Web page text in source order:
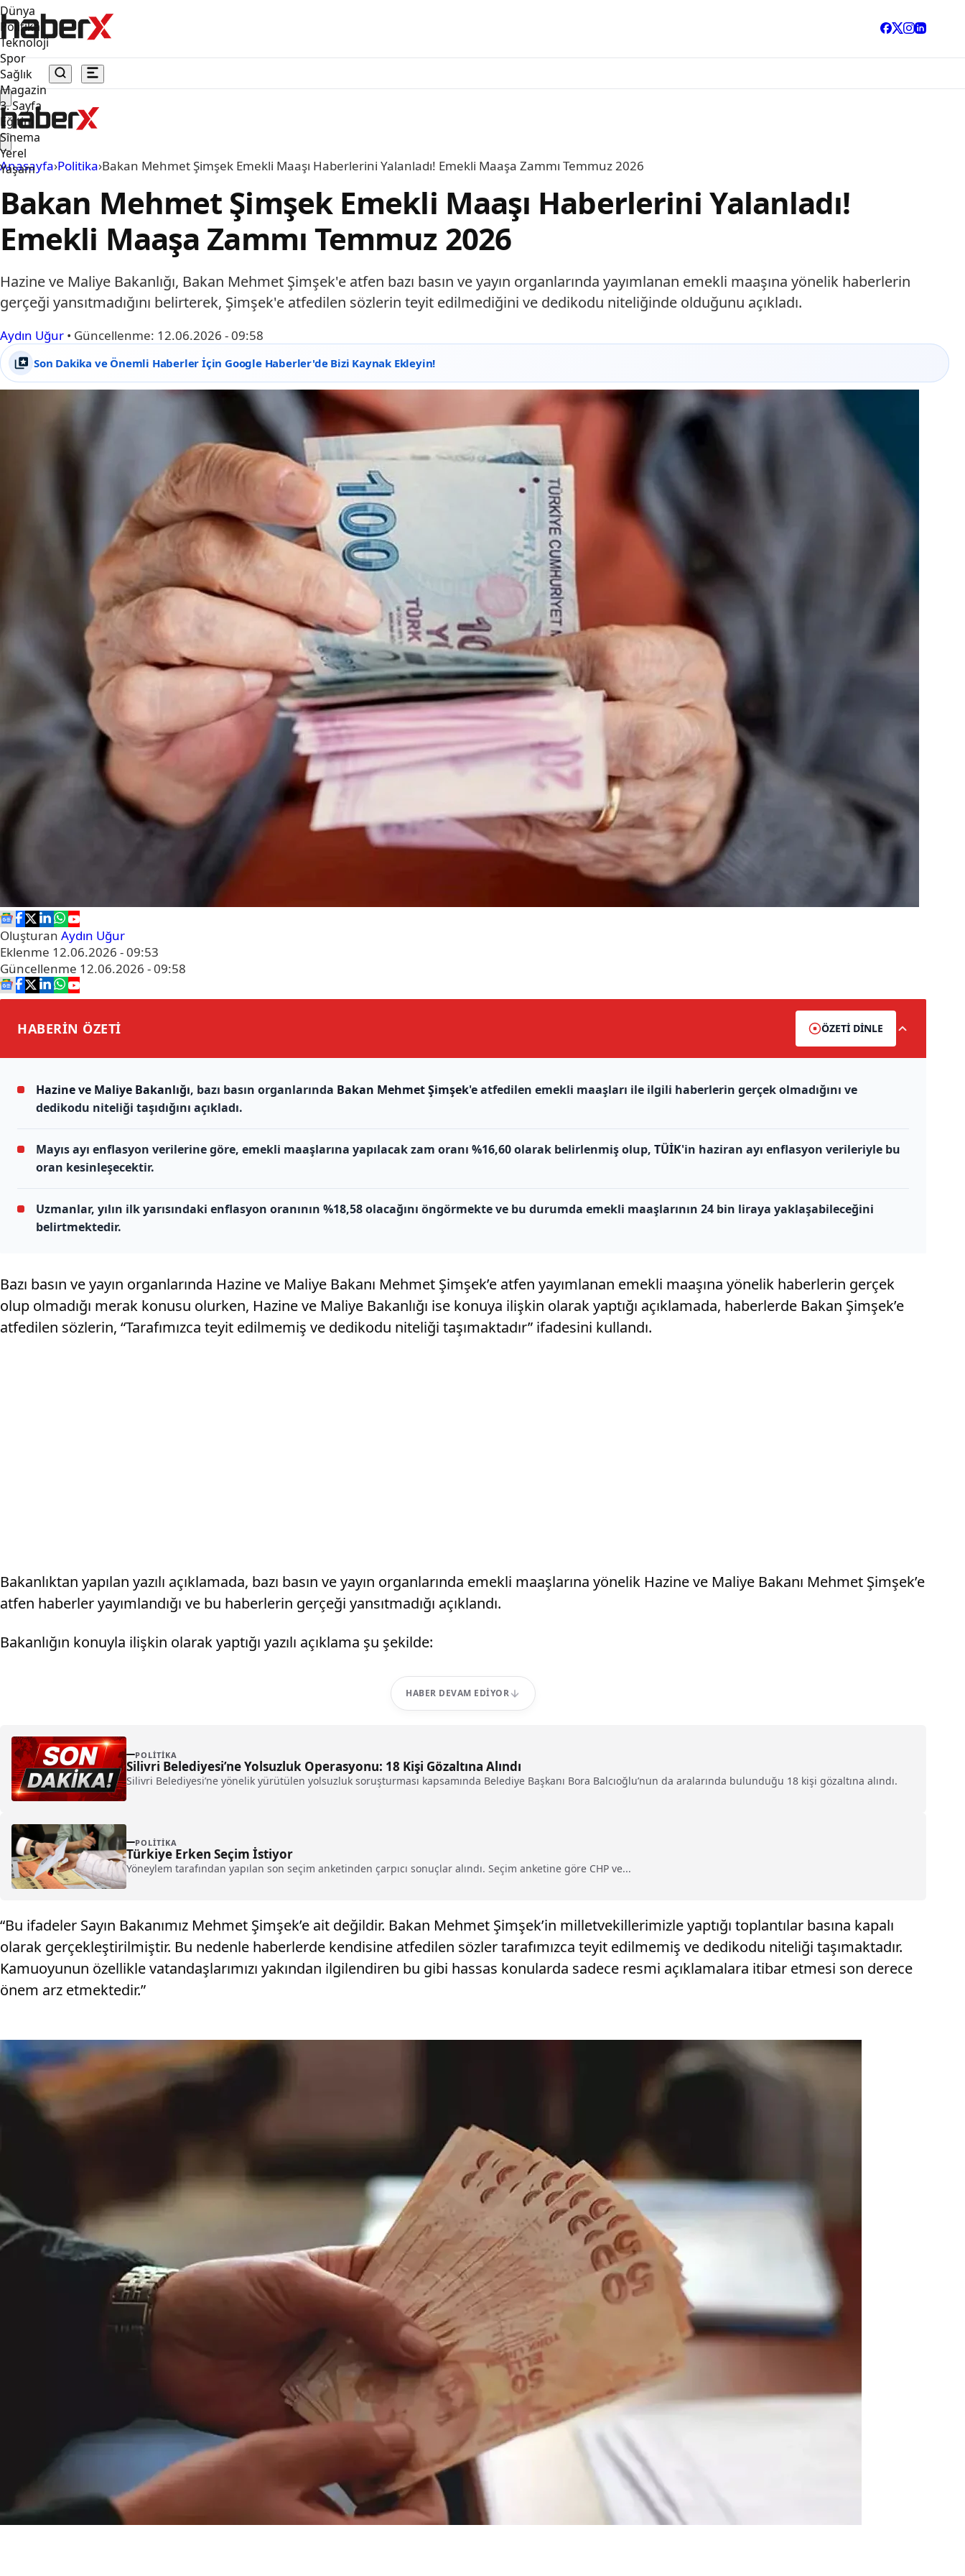
Dünya
Politika
Teknoloji
Spor
Sağlık
Magazin
3. Sayfa
Eğitim
Sinema
Yerel
Yaşam
Anasayfa›Politika›Bakan Mehmet Şimşek Emekli Maaşı Haberlerini Yalanladı! Emekli Maaşa Zammı Temmuz 2026
Bakan Mehmet Şimşek Emekli Maaşı Haberlerini Yalanladı!
Emekli Maaşa Zammı Temmuz 2026
Hazine ve Maliye Bakanlığı, Bakan Mehmet Şimşek'e atfen bazı basın ve yayın organlarında yayımlanan emekli maaşına yönelik haberlerin
gerçeği yansıtmadığını belirterek, Şimşek'e atfedilen sözlerin teyit edilmediğini ve dedikodu niteliğinde olduğunu açıkladı.
Aydın Uğur • Güncellenme: 12.06.2026 - 09:58
Son Dakika ve Önemli Haberler İçin Google Haberler'de Bizi Kaynak Ekleyin!
Oluşturan Aydın Uğur
Eklenme 12.06.2026 - 09:53
Güncellenme 12.06.2026 - 09:58
HABERİN ÖZETİ ÖZETİ DİNLE
Hazine ve Maliye Bakanlığı, bazı basın organlarında Bakan Mehmet Şimşek'e atfedilen emekli maaşları ile ilgili haberlerin gerçek olmadığını ve
dedikodu niteliği taşıdığını açıkladı.
Mayıs ayı enflasyon verilerine göre, emekli maaşlarına yapılacak zam oranı %16,60 olarak belirlenmiş olup, TÜİK'in haziran ayı enflasyon verileriyle bu
oran kesinleşecektir.
Uzmanlar, yılın ilk yarısındaki enflasyon oranının %18,58 olacağını öngörmekte ve bu durumda emekli maaşlarının 24 bin liraya yaklaşabileceğini
belirtmektedir.
Bazı basın ve yayın organlarında Hazine ve Maliye Bakanı Mehmet Şimşek’e atfen yayımlanan emekli maaşına yönelik haberlerin gerçek
olup olmadığı merak konusu olurken, Hazine ve Maliye Bakanlığı ise konuya ilişkin olarak yaptığı açıklamada, haberlerde Bakan Şimşek’e
atfedilen sözlerin, “Tarafımızca teyit edilmemiş ve dedikodu niteliği taşımaktadır” ifadesini kullandı.
Bakanlıktan yapılan yazılı açıklamada, bazı basın ve yayın organlarında emekli maaşlarına yönelik Hazine ve Maliye Bakanı Mehmet Şimşek’e
atfen haberler yayımlandığı ve bu haberlerin gerçeği yansıtmadığı açıklandı.
Bakanlığın konuyla ilişkin olarak yaptığı yazılı açıklama şu şekilde:
HABER DEVAM EDIYOR
POLITIKA
Silivri Belediyesi’ne Yolsuzluk Operasyonu: 18 Kişi Gözaltına Alındı
Silivri Belediyesi’ne yönelik yürütülen yolsuzluk soruşturması kapsamında Belediye Başkanı Bora Balcıoğlu’nun da aralarında bulunduğu 18 kişi gözaltına alındı.
POLITIKA
Türkiye Erken Seçim İstiyor
Yöneylem tarafından yapılan son seçim anketinden çarpıcı sonuçlar alındı. Seçim anketine göre CHP ve...
“Bu ifadeler Sayın Bakanımız Mehmet Şimşek’e ait değildir. Bakan Mehmet Şimşek’in milletvekillerimizle yaptığı toplantılar basına kapalı
olarak gerçekleştirilmiştir. Bu nedenle haberlerde kendisine atfedilen sözler tarafımızca teyit edilmemiş ve dedikodu niteliği taşımaktadır.
Kamuoyunun özellikle vatandaşlarımızı yakından ilgilendiren bu gibi hassas konularda sadece resmi açıklamalara itibar etmesi son derece
önem arz etmektedir.”